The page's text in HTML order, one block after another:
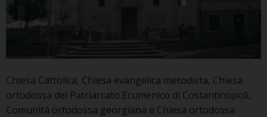
Chiesa Cattolica, Chiesa evangelica metodista, Chiesa
ortodossa del Patriarcato Ecumenico di Costantinopoli,
Comunità ortodossa georgiana e Chiesa ortodossa